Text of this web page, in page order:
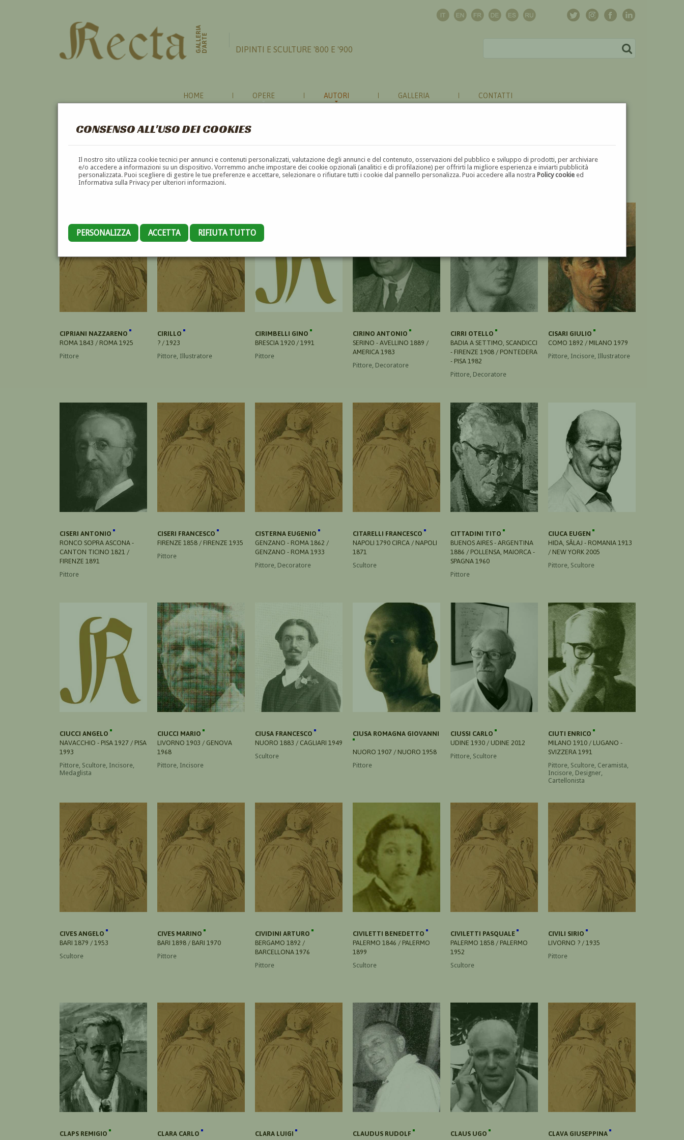
CONSENSO ALL'USO DEI COOKIES
Il nostro sito utilizza cookie tecnici per annunci e contenuti personalizzati, valutazione degli annunci e del contenuto, osservazioni del pubblico e sviluppo di prodotti, per archiviare
e/o accedere a informazioni su un dispositivo. Vorremmo anche impostare dei cookie opzionali (analitici e di profilazione) per offrirti la migliore esperienza e inviarti pubblicità
personalizzata. Puoi scegliere di gestire le tue preferenze e accettare, selezionare o rifiutare tutti i cookie dal pannello personalizza. Puoi accedere alla nostraPolicy cookie ed
Informativa sulla Privacy per ulteriori informazioni.
PERSONALIZZA ACCETTA RIFIUTA TUTTO
GALLERIAD'ARTE DIPINTI E SCULTURE '800 E '900
HOME OPERE AUTORI GALLERIA CONTATTI
AUTORI
A B C D E F G H I J K L M N O P Q R S T U V W X Y Z ⬅
CIPRIANI NAZZARENO
ROMA 1843 / ROMA 1925
Pittore
CIRILLO
? / 1923
Pittore, Illustratore
CIRIMBELLI GINO
BRESCIA 1920 / 1991
Pittore
CIRINO ANTONIO
SERINO - AVELLINO 1889 /
AMERICA 1983
Pittore, Decoratore
CIRRI OTELLO
BADIA A SETTIMO, SCANDICCI
- FIRENZE 1908 / PONTEDERA
- PISA 1982
Pittore, Decoratore
CISARI GIULIO
COMO 1892 / MILANO 1979
Pittore, Incisore, Illustratore
CISERI ANTONIO
RONCO SOPRA ASCONA -
CANTON TICINO 1821 /
FIRENZE 1891
Pittore
CISERI FRANCESCO
FIRENZE 1858 / FIRENZE 1935
Pittore
CISTERNA EUGENIO
GENZANO - ROMA 1862 /
GENZANO - ROMA 1933
Pittore, Decoratore
CITARELLI FRANCESCO
NAPOLI 1790 CIRCA / NAPOLI
1871
Scultore
CITTADINI TITO
BUENOS AIRES - ARGENTINA
1886 / POLLENSA, MAIORCA -
SPAGNA 1960
Pittore
CIUCA EUGEN
HIDA, SĂLAJ - ROMANIA 1913
/ NEW YORK 2005
Pittore, Scultore
CIUCCI ANGELO
NAVACCHIO - PISA 1927 / PISA
1993
Pittore, Scultore, Incisore,
Medaglista
CIUCCI MARIO
LIVORNO 1903 / GENOVA
1968
Pittore, Incisore
CIUSA FRANCESCO
NUORO 1883 / CAGLIARI 1949
Scultore
CIUSA ROMAGNA GIOVANNI
NUORO 1907 / NUORO 1958
Pittore
CIUSSI CARLO
UDINE 1930 / UDINE 2012
Pittore, Scultore
CIUTI ENRICO
MILANO 1910 / LUGANO -
SVIZZERA 1991
Pittore, Scultore, Ceramista,
Incisore, Designer,
Cartellonista
CIVES ANGELO
BARI 1879 / 1953
Scultore
CIVES MARINO
BARI 1898 / BARI 1970
Pittore
CIVIDINI ARTURO
BERGAMO 1892 /
BARCELLONA 1976
Pittore
CIVILETTI BENEDETTO
PALERMO 1846 / PALERMO
1899
Scultore
CIVILETTI PASQUALE
PALERMO 1858 / PALERMO
1952
Scultore
CIVILI SIRIO
LIVORNO ? / 1935
Pittore
CLAPS REMIGIO
CLARA CARLO
CLARA LUIGI
CLAUDUS RUDOLF
CLAUS UGO
CLAVA GIUSEPPINA